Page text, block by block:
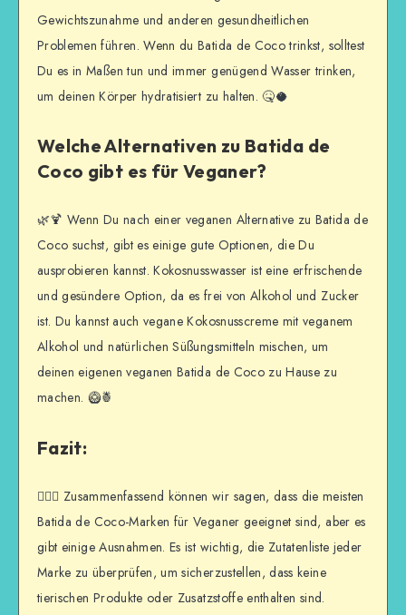
Gewichtszunahme und anderen gesundheitlichen
Problemen führen. Wenn du Batida de Coco trinkst, solltest
Du es in Maßen tun und immer genügend Wasser trinken,
um deinen Körper hydratisiert zu halten. 🤒🥥
Welche Alternativen zu Batida de
Coco gibt es für Veganer?
🌿🍹 Wenn Du nach einer veganen Alternative zu Batida de
Coco suchst, gibt es einige gute Optionen, die Du
ausprobieren kannst. Kokosnusswasser ist eine erfrischende
und gesündere Option, da es frei von Alkohol und Zucker
ist. Du kannst auch vegane Kokosnusscreme mit veganem
Alkohol und natürlichen Süßungsmitteln mischen, um
deinen eigenen veganen Batida de Coco zu Hause zu
machen. 🥝🍍
Fazit:
👍🏼🥥 Zusammenfassend können wir sagen, dass die meisten
Batida de Coco-Marken für Veganer geeignet sind, aber es
gibt einige Ausnahmen. Es ist wichtig, die Zutatenliste jeder
Marke zu überprüfen, um sicherzustellen, dass keine
tierischen Produkte oder Zusatzstoffe enthalten sind.